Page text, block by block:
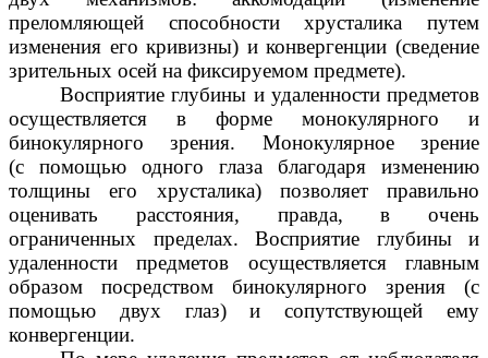
преломляющей способности хрусталика путем
изменения его кривизны) и конвергенции (сведение
зрительных осей на фиксируемом предмете).
Восприятие глубины и удаленности предметов
осуществляется в форме монокулярного и
бинокулярного зрения. Монокулярное зрение
(с помощью одного глаза благодаря изменению
толщины его хрусталика) позволяет правильно
оценивать расстояния, правда, в очень
ограниченных пределах. Восприятие глубины и
удаленности предметов осуществляется главным
образом посредством бинокулярного зрения (с
помощью двух глаз) и сопутствующей ему
конвергенции.